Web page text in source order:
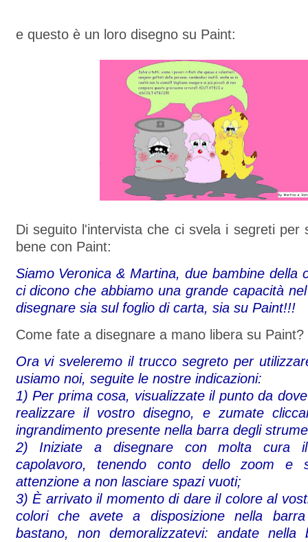
e questo è un loro disegno su Paint:
Di seguito l'intervista che ci svela i segreti per
bene con Paint:
Siamo Veronica & Martina, due bambine della
ci dicono che abbiamo una grande capacità
disegnare sia sul foglio di carta, sia su Paint!!!
Come fate a disegnare a mano libera su Paint?
Ora vi sveleremo il trucco segreto per
usiamo noi, seguite le nostre indicazioni:
1) Per prima cosa, visualizzate il punto da
realizzare il vostro disegno, e zumate
ingrandimento presente nella barra degli
2) Iniziate a disegnare con molta cura
capolavoro, tenendo conto dello zoom e
attenzione a non lasciare spazi vuoti;
3) È arrivato il momento di dare il colore al
colori che avete a disposizione nella
bastano, non demoralizzatevi: andate